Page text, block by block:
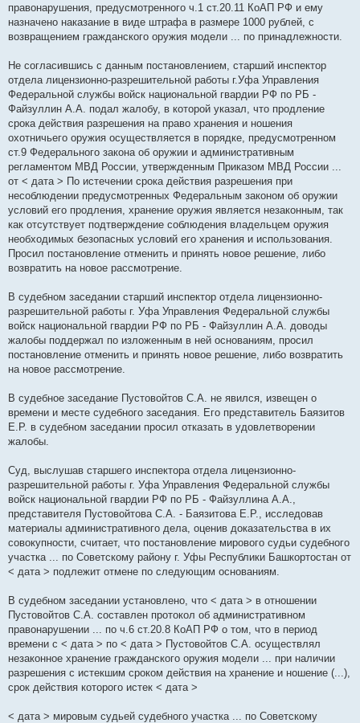
правонарушения, предусмотренного ч.1 ст.20.11 КоАП РФ и ему
назначено наказание в виде штрафа в размере 1000 рублей, с
возвращением гражданского оружия модели ... по принадлежности.
Не согласившись с данным постановлением, старший инспектор
отдела лицензионно-разрешительной работы г.Уфа Управления
Федеральной службы войск национальной гвардии РФ по РБ -
Файзуллин А.А. подал жалобу, в которой указал, что продление
срока действия разрешения на право хранения и ношения
охотничьего оружия осуществляется в порядке, предусмотренном
ст.9 Федерального закона об оружии и административным
регламентом МВД России, утвержденным Приказом МВД России ...
от < дата > По истечении срока действия разрешения при
несоблюдении предусмотренных Федеральным законом об оружии
условий его продления, хранение оружия является незаконным, так
как отсутствует подтверждение соблюдения владельцем оружия
необходимых безопасных условий его хранения и использования.
Просил постановление отменить и принять новое решение, либо
возвратить на новое рассмотрение.
В судебном заседании старший инспектор отдела лицензионно-
разрешительной работы г. Уфа Управления Федеральной службы
войск национальной гвардии РФ по РБ - Файзуллин А.А. доводы
жалобы поддержал по изложенным в ней основаниям, просил
постановление отменить и принять новое решение, либо возвратить
на новое рассмотрение.
В судебное заседание Пустовойтов С.А. не явился, извещен о
времени и месте судебного заседания. Его представитель Баязитов
Е.Р. в судебном заседании просил отказать в удовлетворении
жалобы.
Суд, выслушав старшего инспектора отдела лицензионно-
разрешительной работы г. Уфа Управления Федеральной службы
войск национальной гвардии РФ по РБ - Файзуллина А.А.,
представителя Пустовойтова С.А. - Баязитова Е.Р., исследовав
материалы административного дела, оценив доказательства в их
совокупности, считает, что постановление мирового судьи судебного
участка ... по Советскому району г. Уфы Республики Башкортостан от
< дата > подлежит отмене по следующим основаниям.
В судебном заседании установлено, что < дата > в отношении
Пустовойтов С.А. составлен протокол об административном
правонарушении ... по ч.6 ст.20.8 КоАП РФ о том, что в период
времени с < дата > по < дата > Пустовойтов С.А. осуществлял
незаконное хранение гражданского оружия модели ... при наличии
разрешения с истекшим сроком действия на хранение и ношение (...),
срок действия которого истек < дата >
< дата > мировым судьей судебного участка ... по Советскому